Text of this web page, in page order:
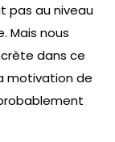
pas au niveau
Mais nous
dans ce
motivation de